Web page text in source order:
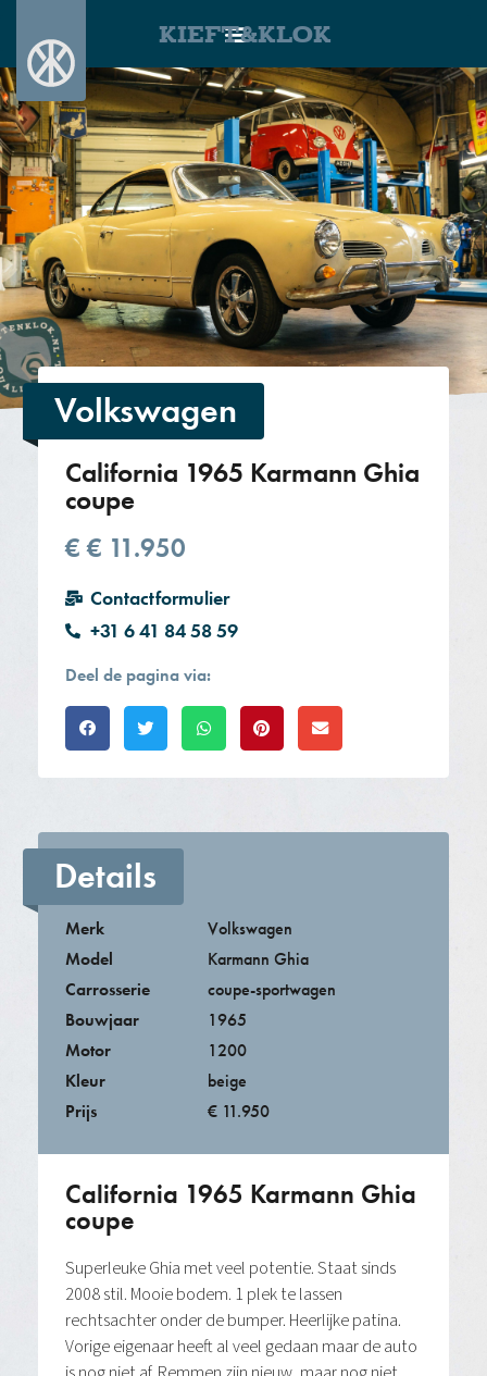
KIEFT&KLOK
Volkswagen
California 1965 Karmann Ghia
coupe
€€ 11.950
Contactformulier
+31 6 41 84 58 59
Deel de pagina via:
Details
Merk
Volkswagen
Model
Karmann Ghia
Carrosserie
coupe-sportwagen
Bouwjaar
1965
Motor
1200
Kleur
beige
Prijs
€ 11.950
California 1965 Karmann Ghia
coupe
Superleuke Ghia met veel potentie. Staat sinds
2008 stil. Mooie bodem. 1 plek te lassen
rechtsachter onder de bumper. Heerlijke patina.
Vorige eigenaar heeft al veel gedaan maar de auto